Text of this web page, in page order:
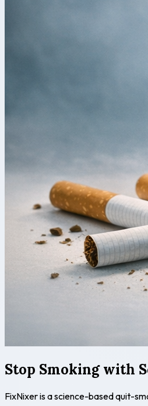
Stop Smoking with
FixNixer is a science-based quit-